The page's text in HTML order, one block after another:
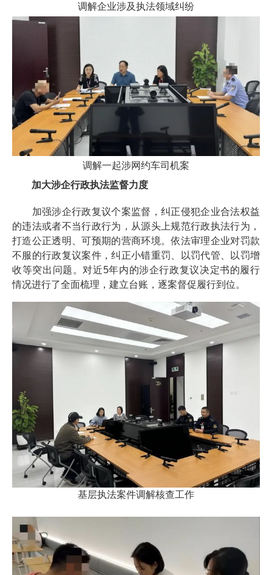
调解企业涉及执法领域纠纷
调解一起涉网约车司机案
加大涉企行政执法监督力度
加强涉企行政复议个案监督，纠正侵犯企业合法权益
的违法或者不当行政行为，从源头上规范行政执法行为，
打造公正透明、可预期的营商环境。依法审理企业对罚款
不服的行政复议案件，纠正小错重罚、以罚代管、以罚增
收等突出问题。对近5年内的涉企行政复议决定书的履行
情况进行了全面梳理，建立台账，逐案督促履行到位。
基层执法案件调解核查工作